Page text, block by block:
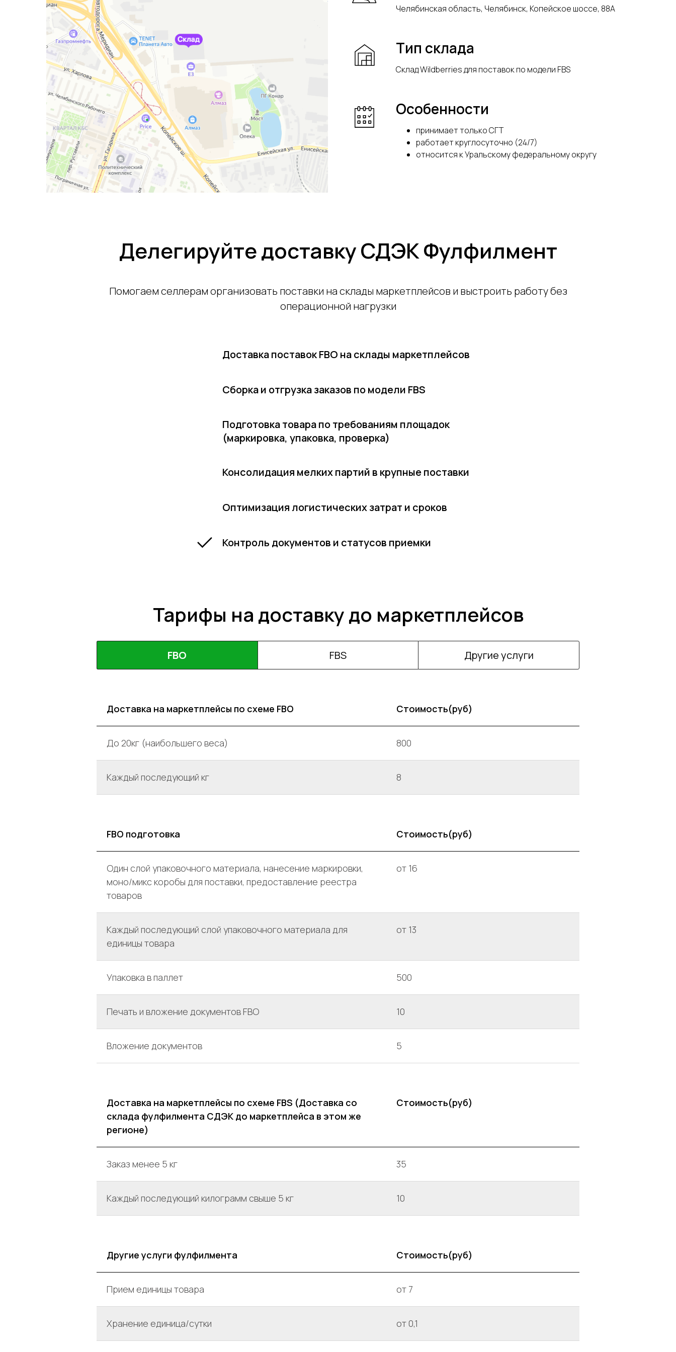
Челябинская область, Челябинск, Копейское шоссе, 88А
Тип склада
Склад Wildberries для поставок по модели FBS
Особенности
принимает только СГТ
работает круглосуточно (24/7)
относится к Уральскому федеральному округу
Делегируйте доставку СДЭК Фулфилмент
Помогаем селлерам организовать поставки на склады маркетплейсов и выстроить работу без
операционной нагрузки
Доставка поставок FBO на склады маркетплейсов
Сборка и отгрузка заказов по модели FBS
Подготовка товара по требованиям площадок
(маркировка, упаковка, проверка)
Консолидация мелких партий в крупные поставки
Оптимизация логистических затрат и сроков
Контроль документов и статусов приемки
Тарифы на доставку до маркетплейсов
FBO FBS Другие услуги
Доставка на маркетплейсы по схеме FBO Стоимость(руб)
До 20кг (наибольшего веса) 800
Каждый последующий кг 8
FBO подготовка Стоимость(руб)
Один слой упаковочного материала, нанесение маркировки,
моно/микс коробы для поставки, предоставление реестра
товаров
от 16
Каждый последующий слой упаковочного материала для
единицы товара
от 13
Упаковка в паллет 500
Печать и вложение документов FBO 10
Вложение документов 5
Доставка на маркетплейсы по схеме FBS (Доставка со
склада фулфилмента СДЭК до маркетплейса в этом же
регионе)
Стоимость(руб)
Заказ менее 5 кг 35
Каждый последующий килограмм свыше 5 кг 10
Другие услуги фулфилмента Стоимость(руб)
Прием единицы товара от 7
Хранение единица/сутки от 0,1